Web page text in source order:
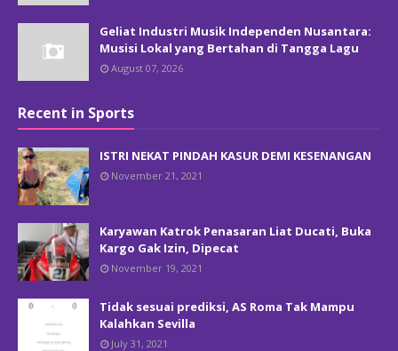
Geliat Industri Musik Independen Nusantara:
Musisi Lokal yang Bertahan di Tangga Lagu
August 07, 2026
Recent in Sports
ISTRI NEKAT PINDAH KASUR DEMI KESENANGAN
November 21, 2021
Karyawan Katrok Penasaran Liat Ducati, Buka
Kargo Gak Izin, Dipecat
November 19, 2021
Tidak sesuai prediksi, AS Roma Tak Mampu
Kalahkan Sevilla
July 31, 2021